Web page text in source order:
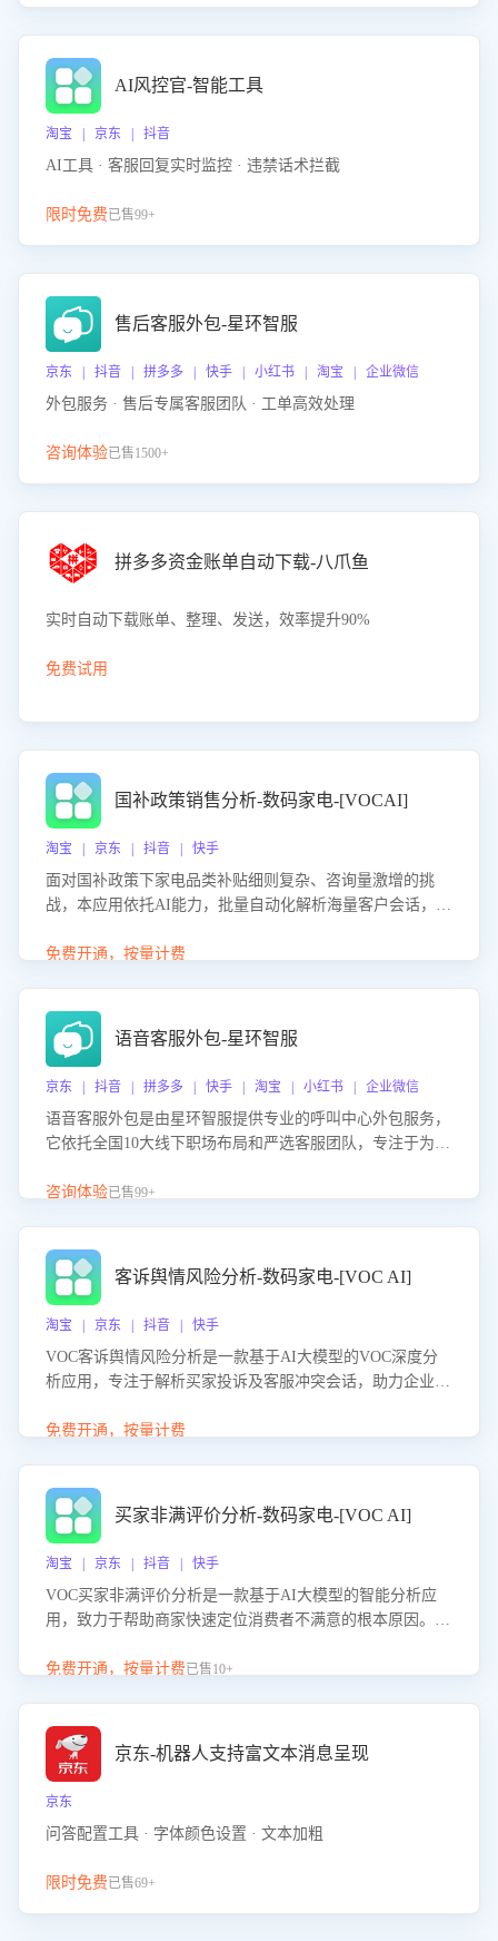
AI风控官-智能工具
淘宝 | 京东 | 抖音
AI工具 · 客服回复实时监控 · 违禁话术拦截
限时免费已售99+
售后客服外包-星环智服
京东 | 抖音 | 拼多多 | 快手 | 小红书 | 淘宝 | 企业微信
外包服务 · 售后专属客服团队 · 工单高效处理
咨询体验已售1500+
拼多多资金账单自动下载-八爪鱼
实时自动下载账单、整理、发送，效率提升90%
免费试用
国补政策销售分析-数码家电-[VOCAI]
淘宝 | 京东 | 抖音 | 快手
面对国补政策下家电品类补贴细则复杂、咨询量激增的挑
战，本应用依托AI能力，批量自动化解析海量客户会话，精
购买意向，深度洞察决策动因。同时全面评估客服团队政策
度、客服转化能力及销售业绩。
免费开通，按量计费
语音客服外包-星环智服
京东 | 抖音 | 拼多多 | 快手 | 淘宝 | 小红书 | 企业微信
语音客服外包是由星环智服提供专业的呼叫中心外包服务，
它依托全国10大线下职场布局和严选客服团队，专注于为企
客服团队和智能工具提升语音客服服务效率和质量，帮助企
咨询体验已售99+
客诉舆情风险分析-数码家电-[VOC AI]
淘宝 | 京东 | 抖音 | 快手
VOC客诉舆情风险分析是一款基于AI大模型的VOC深度分
析应用，专注于解析买家投诉及客服冲突会话，助力企业精
别客户情绪、归因争议根源，并客观评估客服应对合理性与
能力，阻断差评扩散，维护品牌声誉，实现客户满意度的持
续提升。
免费开通，按量计费
买家非满评价分析-数码家电-[VOC AI]
淘宝 | 京东 | 抖音 | 快手
VOC买家非满评价分析是一款基于AI大模型的智能分析应
用，致力于帮助商家快速定位消费者不满意的根本原因。该
客服原因或其它部门原因，明确责任归属，提供可落地的改
改，有效提升客户满意度和店铺整体服务质量。
免费开通，按量计费已售10+
京东-机器人支持富文本消息呈现
京东
问答配置工具 · 字体颜色设置 · 文本加粗
限时免费已售69+